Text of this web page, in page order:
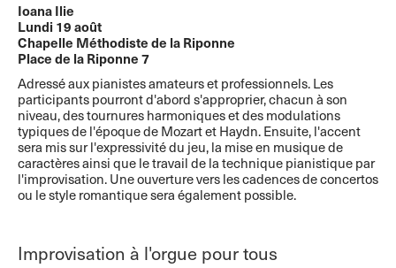
Ioana Ilie
Lundi 19 août
Chapelle Méthodiste de la Riponne
Place de la Riponne 7
Adressé aux pianistes amateurs et professionnels. Les
participants pourront d'abord s'approprier, chacun à son
niveau, des tournures harmoniques et des modulations
typiques de l'époque de Mozart et Haydn. Ensuite, l'accent
sera mis sur l'expressivité du jeu, la mise en musique de
caractères ainsi que le travail de la technique pianistique par
l'improvisation. Une ouverture vers les cadences de concertos
ou le style romantique sera également possible.
Improvisation à l'orgue pour tous